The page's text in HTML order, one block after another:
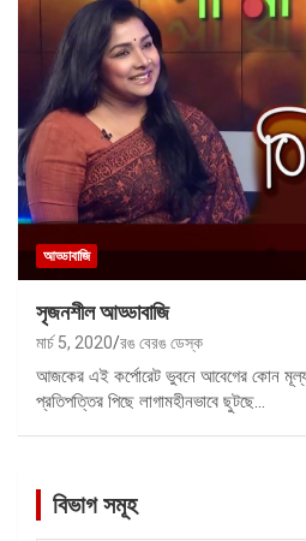
আড্ডাবাজি
সৃজনশীল আড্ডাবাজি
মার্চ 5, 2020 রঙ বেরঙ ডেস্ক
আজকের এই কর্পোরেট ভুবনে আবেগের কোন
প্রতিপত্তির পিছে লাগামহীনভাবে ছুটছে…
বিভাগ সমূহ